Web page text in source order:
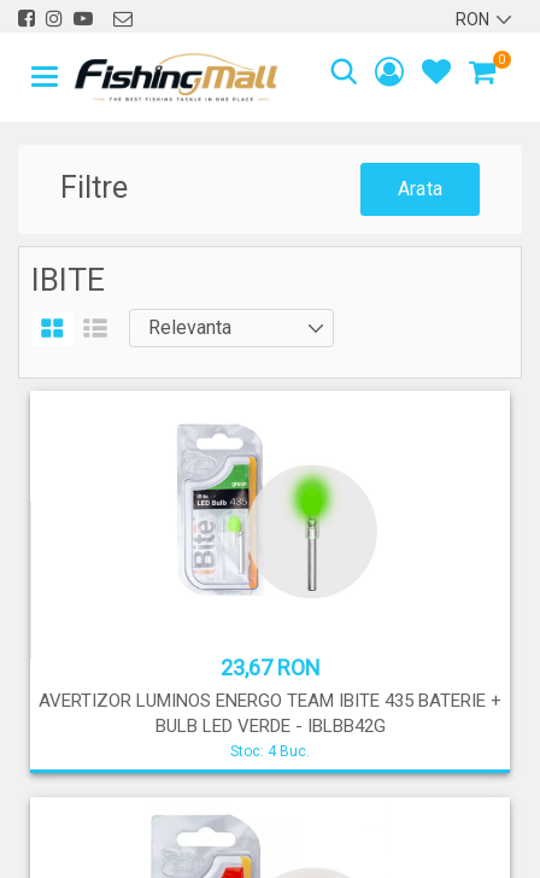
0
Filtre Arata
IBITE
23,67 RON
AVERTIZOR LUMINOS ENERGO TEAM IBITE 435 BATERIE +
BULB LED VERDE - IBLBB42G
Stoc: 4 Buc.